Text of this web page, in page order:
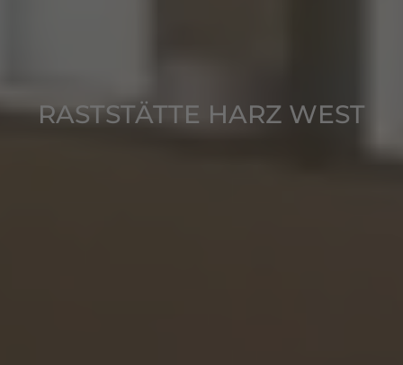
RASTSTÄTTE HARZ WEST